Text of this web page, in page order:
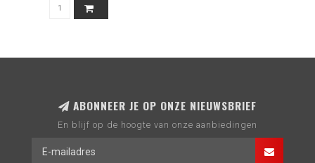
ABONNEER JE OP ONZE NIEUWSBRIEF
En blijf op de hoogte van onze aanbiedingen